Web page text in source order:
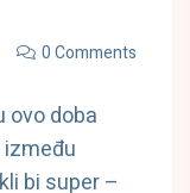
0 Comments
ovo doba
bi super –